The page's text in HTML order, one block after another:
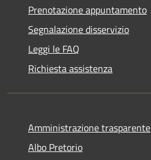
Prenotazione appuntamento
Segnalazione disservizio
Leggi le FAQ
Richiesta assistenza
Amministrazione trasparente
Albo Pretorio